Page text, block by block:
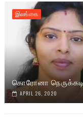
இலங்கை
கொரோனா
APRIL 26, 2020